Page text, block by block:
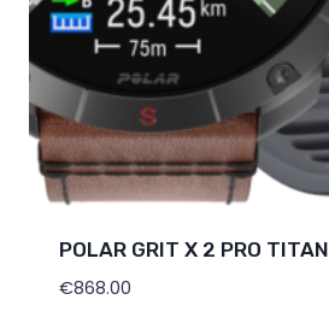
POLAR GRIT X 2 PRO TITAN
€868.00